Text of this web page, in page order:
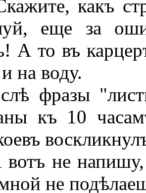
какъ
еще за
А то въ
на воду.
фразы
къ 10
не напишу,
не